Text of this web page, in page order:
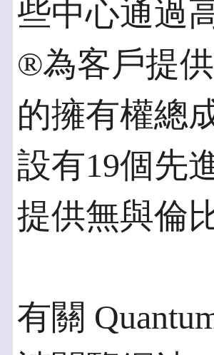
些中心通過
®為客戶提
的擁有權總
設有19個先
提供無與倫
有關